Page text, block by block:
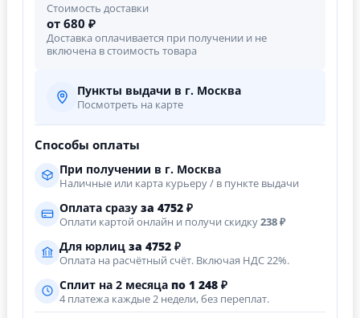
Стоимость доставки
от 680 ₽
Доставка оплачивается при получении и не
включена в стоимость товара
Пункты выдачи в г. Москва
Посмотреть на карте
Способы оплаты
При получении в г. Москва
Наличные или карта курьеру / в пункте выдачи
Оплата сразу за 4752 ₽
Оплати картой онлайн и получи скидку238 ₽
Для юрлиц за 4752 ₽
Оплата на расчётный счёт. Включая НДС 22%.
Сплит на 2 месяца по 1 248 ₽
4 платежа каждые 2 недели, без переплат.